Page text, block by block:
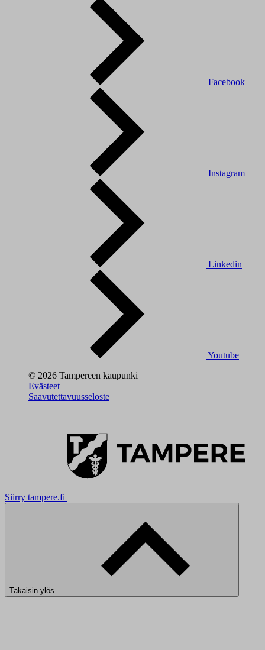
Facebook
Instagram
Linkedin
Youtube
© 2026 Tampereen kaupunki
Evästeet
Saavutettavuusseloste
Siirry tampere.fi
Takaisin ylös